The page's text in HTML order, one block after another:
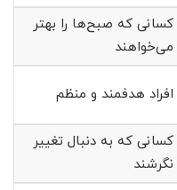
کسانی که صبح‌ها را بهتر
می‌خواهند
افراد هدفمند و منظم
کسانی که به دنبال تغییر
نگرشند